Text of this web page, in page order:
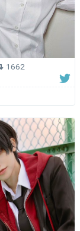
1662